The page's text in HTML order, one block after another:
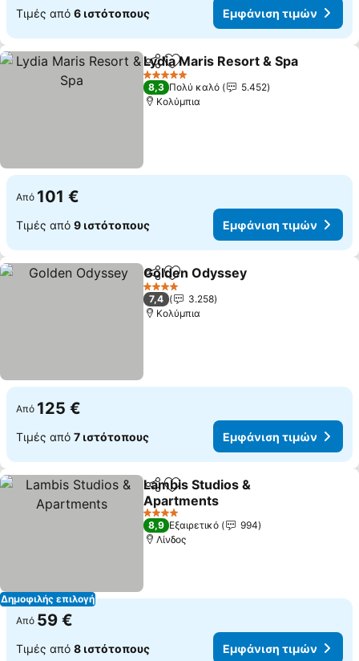
Τιμές από 6 ιστότοπους Εμφάνιση τιμών
Κοινοποίηση
Προσθήκη στα αγαπημένα
Lydia Maris Resort & Spa
5 Αστέρια
8,3 Πολύ καλό
5.452
Κολύμπια
Από 101 €
Τιμές από 9 ιστότοπους Εμφάνιση τιμών
Κοινοποίηση
Προσθήκη στα αγαπημένα
Golden Odyssey
4 Αστέρια
7,4
3.258
Κολύμπια
Από 125 €
Τιμές από 7 ιστότοπους Εμφάνιση τιμών
Δημοφιλής επιλογή
Κοινοποίηση
Προσθήκη στα αγαπημένα
Lambis Studios &
Apartments
Εμφάνιση τιμών
4 Αστέρια
8,9 Εξαιρετικό
994
Λίνδος
Από 59 €
Τιμές από 8 ιστότοπους Εμφάνιση τιμών